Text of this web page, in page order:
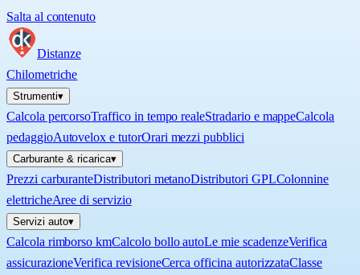
Salta al contenuto
Distanze
Chilometriche
Strumenti▾
Calcola percorsoTraffico in tempo realeStradario e mappeCalcola
pedaggioAutovelox e tutorOrari mezzi pubblici
Carburante & ricarica▾
Prezzi carburanteDistributori metanoDistributori GPLColonnine
elettricheAree di servizio
Servizi auto▾
Calcola rimborso kmCalcolo bollo autoLe mie scadenzeVerifica
assicurazioneVerifica revisioneCerca officina autorizzataClasse